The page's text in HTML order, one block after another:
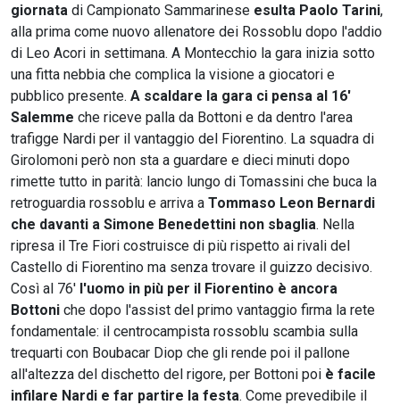
giornata di Campionato Sammarinese esulta Paolo Tarini,
alla prima come nuovo allenatore dei Rossoblu dopo l'addio
di Leo Acori in settimana. A Montecchio la gara inizia sotto
una fitta nebbia che complica la visione a giocatori e
pubblico presente. A scaldare la gara ci pensa al 16'
Salemme che riceve palla da Bottoni e da dentro l'area
trafigge Nardi per il vantaggio del Fiorentino. La squadra di
Girolomoni però non sta a guardare e dieci minuti dopo
rimette tutto in parità: lancio lungo di Tomassini che buca la
retroguardia rossoblu e arriva a Tommaso Leon Bernardi
che davanti a Simone Benedettini non sbaglia. Nella
ripresa il Tre Fiori costruisce di più rispetto ai rivali del
Castello di Fiorentino ma senza trovare il guizzo decisivo.
Così al 76' l'uomo in più per il Fiorentino è ancora
Bottoni che dopo l'assist del primo vantaggio firma la rete
fondamentale: il centrocampista rossoblu scambia sulla
trequarti con Boubacar Diop che gli rende poi il pallone
all'altezza del dischetto del rigore, per Bottoni poi è facile
infilare Nardi e far partire la festa. Come prevedibile il